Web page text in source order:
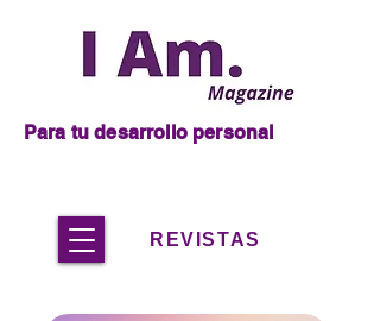
REVISTAS
Para tu desarrollo personal